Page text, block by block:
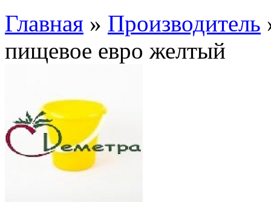
Главная » Производитель
пищевое евро желтый